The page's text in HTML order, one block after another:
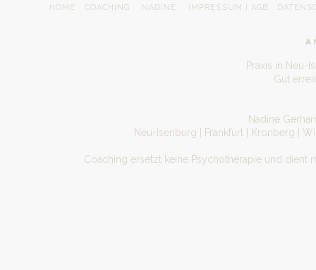
HOME COACHING NADINE IMPRESSUM | AGB
Praxis in Neu-
Gut
Nadine
Neu-Isenburg | Frankfurt | Kronberg |
Coaching ersetzt keine Psychotherapie und dient